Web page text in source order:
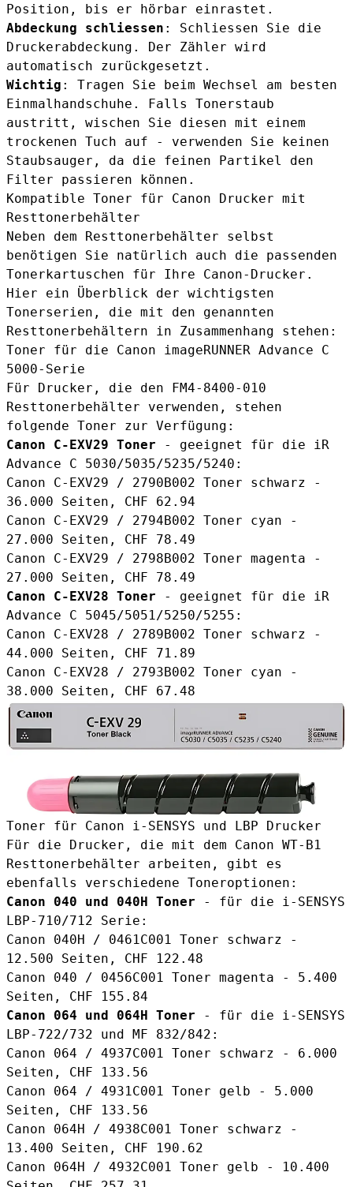
Position, bis er hörbar einrastet.
Abdeckung schliessen : Schliessen Sie die
Druckerabdeckung. Der Zähler wird
automatisch zurückgesetzt.
Wichtig : Tragen Sie beim Wechsel am besten
Einmalhandschuhe. Falls Tonerstaub
austritt, wischen Sie diesen mit einem
trockenen Tuch auf - verwenden Sie keinen
Staubsauger, da die feinen Partikel den
Filter passieren können.
Kompatible Toner für Canon Drucker mit
Resttonerbehälter
Neben dem Resttonerbehälter selbst
benötigen Sie natürlich auch die passenden
Tonerkartuschen für Ihre Canon-Drucker.
Hier ein Überblick der wichtigsten
Tonerserien, die mit den genannten
Resttonerbehältern in Zusammenhang stehen:
Toner für die Canon imageRUNNER Advance C
5000-Serie
Für Drucker, die den FM4-8400-010
Resttonerbehälter verwenden, stehen
folgende Toner zur Verfügung:
Canon C-EXV29 Toner - geeignet für die iR
Advance C 5030/5035/5235/5240:
Canon C-EXV29 / 2790B002 Toner schwarz -
36.000 Seiten, CHF 62.94
Canon C-EXV29 / 2794B002 Toner cyan -
27.000 Seiten, CHF 78.49
Canon C-EXV29 / 2798B002 Toner magenta -
27.000 Seiten, CHF 78.49
Canon C-EXV28 Toner - geeignet für die iR
Advance C 5045/5051/5250/5255:
Canon C-EXV28 / 2789B002 Toner schwarz -
44.000 Seiten, CHF 71.89
Canon C-EXV28 / 2793B002 Toner cyan -
38.000 Seiten, CHF 67.48
Toner für Canon i-SENSYS und LBP Drucker
Für die Drucker, die mit dem Canon WT-B1
Resttonerbehälter arbeiten, gibt es
ebenfalls verschiedene Toneroptionen:
Canon 040 und 040H Toner - für die i-SENSYS
LBP-710/712 Serie:
Canon 040H / 0461C001 Toner schwarz -
12.500 Seiten, CHF 122.48
Canon 040 / 0456C001 Toner magenta - 5.400
Seiten, CHF 155.84
Canon 064 und 064H Toner - für die i-SENSYS
LBP-722/732 und MF 832/842:
Canon 064 / 4937C001 Toner schwarz - 6.000
Seiten, CHF 133.56
Canon 064 / 4931C001 Toner gelb - 5.000
Seiten, CHF 133.56
Canon 064H / 4938C001 Toner schwarz -
13.400 Seiten, CHF 190.62
Canon 064H / 4932C001 Toner gelb - 10.400